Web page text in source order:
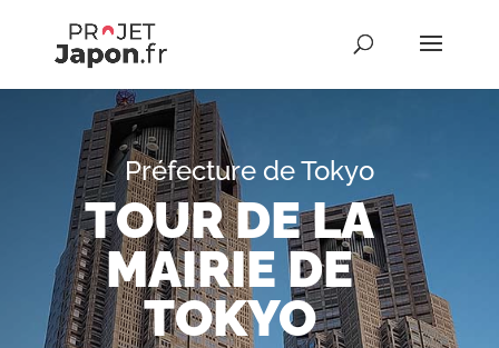
Préfecture de Tokyo
TOUR DE LA
MAIRIE DE
TOKYO